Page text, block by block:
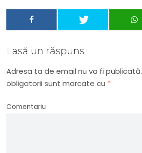
Lasă un răspuns
Adresa ta de email nu va fi publicată.
obligatorii sunt marcate cu *
Comentariu